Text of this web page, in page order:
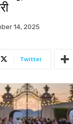
14, 2025
Twitter